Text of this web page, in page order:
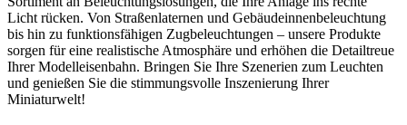
Licht rücken. Von Straßenlaternen und Gebäudeinnenbeleuchtung
bis hin zu funktionsfähigen Zugbeleuchtungen – unsere Produkte
sorgen für eine realistische Atmosphäre und erhöhen die Detailtreue
Ihrer Modelleisenbahn. Bringen Sie Ihre Szenerien zum Leuchten
und genießen Sie die stimmungsvolle Inszenierung Ihrer
Miniaturwelt!